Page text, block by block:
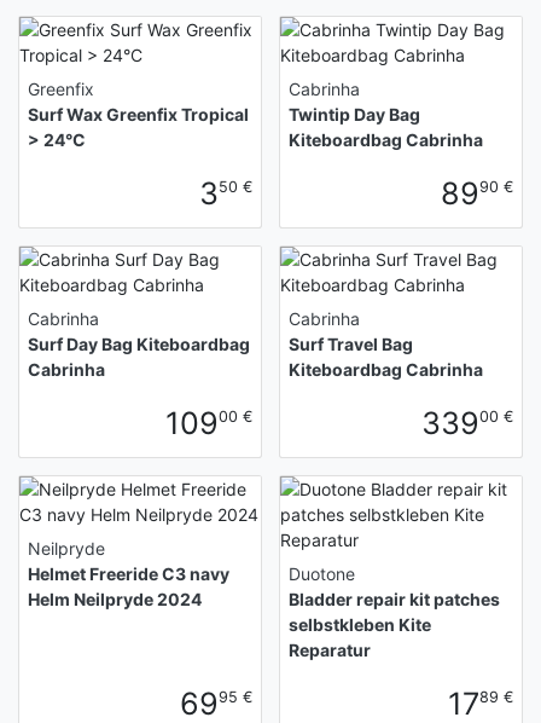
Greenfix
Surf Wax Greenfix Tropical
> 24°C
350 €
Cabrinha
Twintip Day Bag
Kiteboardbag Cabrinha
8990 €
Cabrinha
Surf Day Bag Kiteboardbag
Cabrinha
10900 €
Cabrinha
Surf Travel Bag
Kiteboardbag Cabrinha
33900 €
Neilpryde
Helmet Freeride C3 navy
Helm Neilpryde 2024
6995 €
Duotone
Bladder repair kit patches
selbstkleben Kite
Reparatur
1789 €